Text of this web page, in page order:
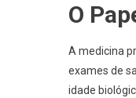
O
A medicina
exames de
idade